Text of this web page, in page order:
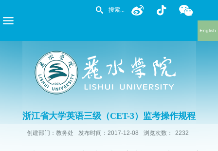
English
浙江省大学英语三级（CET-3）监考操作规程
创建部门：教务处 发布时间：2017-12-08 浏览次数： 2232